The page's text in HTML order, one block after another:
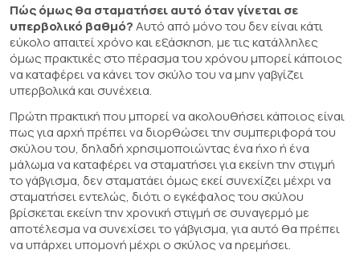
Πώς όμως θα σταματήσει αυτό όταν γίνεται σε
υπερβολικό βαθμό?Αυτό από μόνο του δεν είναι κάτι
εύκολο απαιτεί χρόνο και εξάσκηση, με τις κατάλληλες
όμως πρακτικές στο πέρασμα του χρόνου μπορεί κάποιος
να καταφέρει να κάνει τον σκύλο του να μην γαβγίζει
υπερβολικά και συνέχεια.
Πρώτη πρακτική που μπορεί να ακολουθήσει κάποιος είναι
πως για αρχή πρέπει να διορθώσει την συμπεριφορά του
σκύλου του, δηλαδή χρησιμοποιώντας ένα ήχο ή ένα
μάλωμα να καταφέρει να σταματήσει για εκείνη την στιγμή
το γάβγισμα, δεν σταματάει όμως εκεί συνεχίζει μέχρι να
σταματήσει εντελώς, διότι ο εγκέφαλος του σκύλου
βρίσκεται εκείνη την χρονική στιγμή σε συναγερμό με
αποτέλεσμα να συνεχίσει το γάβγισμα, για αυτό θα πρέπει
να υπάρχει υπομονή μέχρι ο σκύλος να ηρεμήσει.